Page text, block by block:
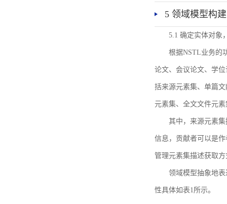
5 领域模型构建
5.1 确定实体对象
根据NSTL业务的
论文、会议论文、学
括来源元素集、单篇
元素集、全文文件元
其中，来源元素
信息，贡献者可以是
管理元素集描述获取
领域模型抽象地
性具体如表1所示。